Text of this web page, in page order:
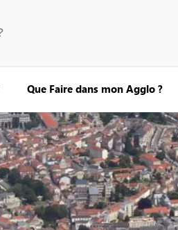
Que Faire dans mon Agglo ?